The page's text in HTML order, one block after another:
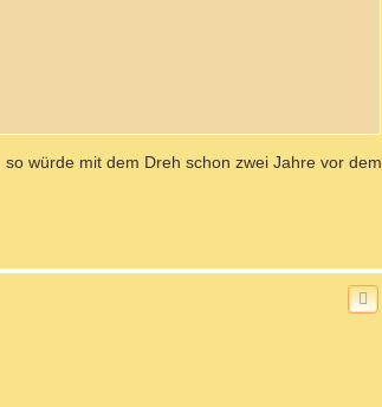
würde mit dem Dreh schon zwei Jahre vor dem